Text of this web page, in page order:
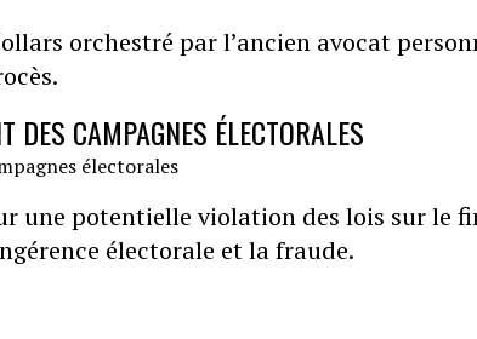
orchestré par l’ancien avocat
DES CAMPAGNES ÉLECTORALES
une potentielle violation des lois sur le
électorale et la fraude.